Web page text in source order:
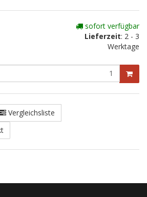
sofort verfügbar
Lieferzeit: 2 - 3
Werktage
Vergleichsliste